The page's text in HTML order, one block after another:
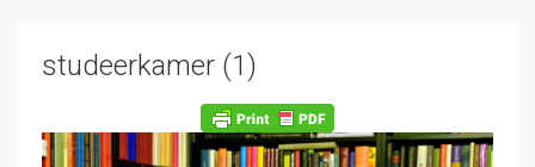
studeerkamer (1)